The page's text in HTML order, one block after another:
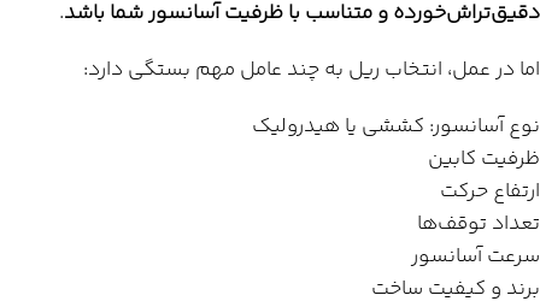
دقیق‌تراش‌خورده و متناسب با ظرفیت آسانسور شما باشد.
اما در عمل، انتخاب ریل به چند عامل مهم بستگی دارد:
نوع آسانسور: کششی یا هیدرولیک
ظرفیت کابین
ارتفاع حرکت
تعداد توقف‌ها
سرعت آسانسور
برند و کیفیت ساخت